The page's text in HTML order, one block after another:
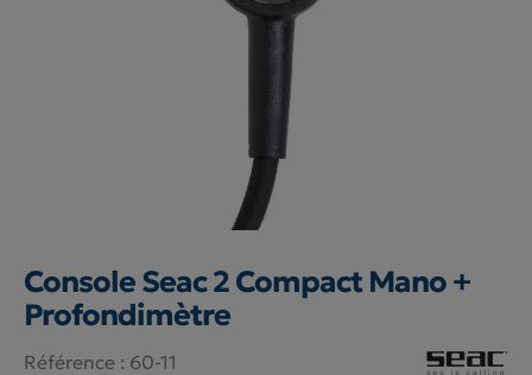
Console Seac 2 Compact Mano +
Profondimètre
Référence : 60-11